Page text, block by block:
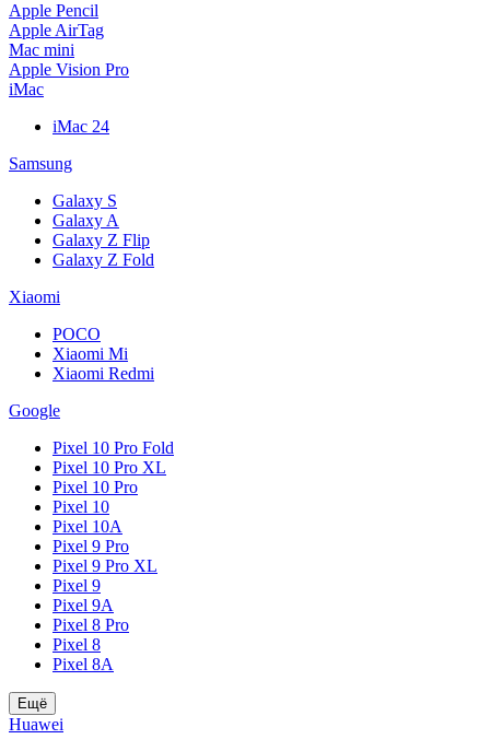
Apple Pencil
Apple AirTag
Mac mini
Apple Vision Pro
iMac
iMac 24
Samsung
Galaxy S
Galaxy A
Galaxy Z Flip
Galaxy Z Fold
Xiaomi
POCO
Xiaomi Mi
Xiaomi Redmi
Google
Pixel 10 Pro Fold
Pixel 10 Pro XL
Pixel 10 Pro
Pixel 10
Pixel 10A
Pixel 9 Pro
Pixel 9 Pro XL
Pixel 9
Pixel 9A
Pixel 8 Pro
Pixel 8
Pixel 8A
Ещё
Huawei